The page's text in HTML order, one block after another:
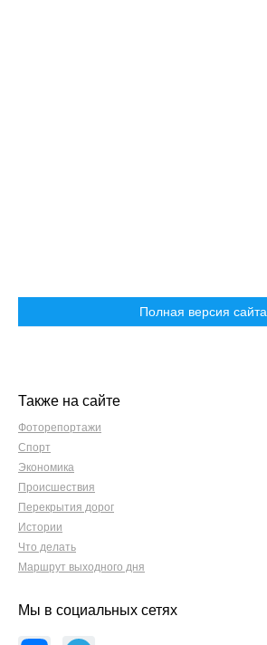
Полная версия сайта
Также на сайте
Фоторепортажи
Спорт
Экономика
Происшествия
Перекрытия дорог
Истории
Что делать
Маршрут выходного дня
Мы в социальных сетях